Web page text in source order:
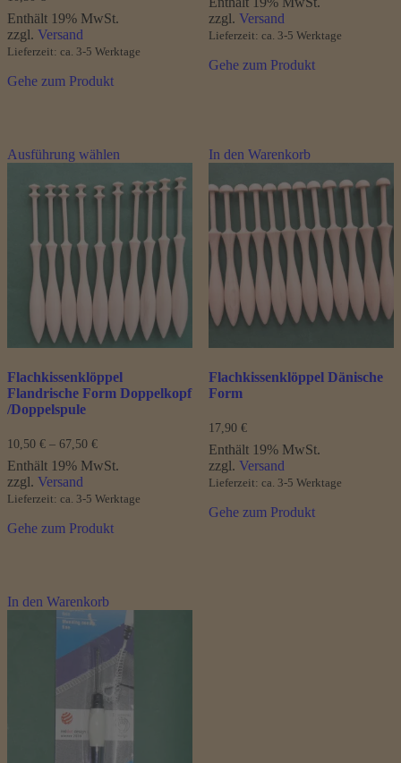
Enthält 19% MwSt.
zzgl. Versand
Lieferzeit: ca. 3-5 Werktage
Gehe zum Produkt
bis
zzgl. Versand
Lieferzeit: ca. 3-5 Werktage
Gehe zum Produkt
Ausführung wählenProdukt
mehrere
Varianten
Die
Optionen
können
auf
der
Produktseite
gewählt
werden
Flachkissenklöppel
Flandrische Form Doppelkopf
/Doppelspule
10,50 € – 67,50 €Preisspanne:
10,50 €
bis
Enthält 19% MwSt.
zzgl. Versand
Lieferzeit: ca. 3-5 Werktage
Gehe zum Produkt
In den Warenkorb
Flachkissenklöppel Dänische
Form
17,90 €
Enthält 19% MwSt.
zzgl. Versand
Lieferzeit: ca. 3-5 Werktage
Gehe zum Produkt
In den Warenkorb